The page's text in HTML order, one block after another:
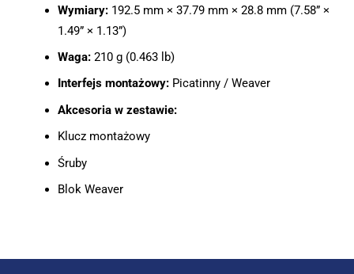
Wymiary:192.5 mm × 37.79 mm × 28.8 mm (7.58” ×
1.49” × 1.13”)
Waga:210 g (0.463 lb)
Interfejs montażowy:Picatinny / Weaver
Akcesoria w zestawie:
Klucz montażowy
Śruby
Blok Weaver